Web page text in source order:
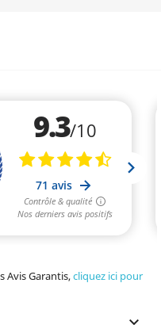
Avis Garantis,cliquez ici pour